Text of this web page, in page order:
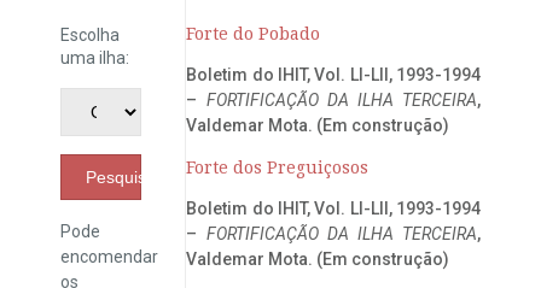
Escolha
uma ilha:
Pesquisar
Pode
encomendar
os
Forte do Pobado
Boletim do IHIT, Vol. LI-LII, 1993-1994
– FORTIFICAÇÃO DA ILHA TERCEIRA,
Valdemar Mota. (Em construção)
Forte dos Preguiçosos
Boletim do IHIT, Vol. LI-LII, 1993-1994
– FORTIFICAÇÃO DA ILHA TERCEIRA,
Valdemar Mota. (Em construção)